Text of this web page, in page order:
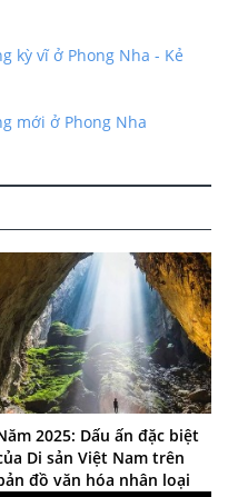
kỳ vĩ ở Phong Nha - Kẻ
mới ở Phong Nha
2025: Dấu ấn đặc biệt
Di sản Việt Nam trên
đồ văn hóa nhân loại